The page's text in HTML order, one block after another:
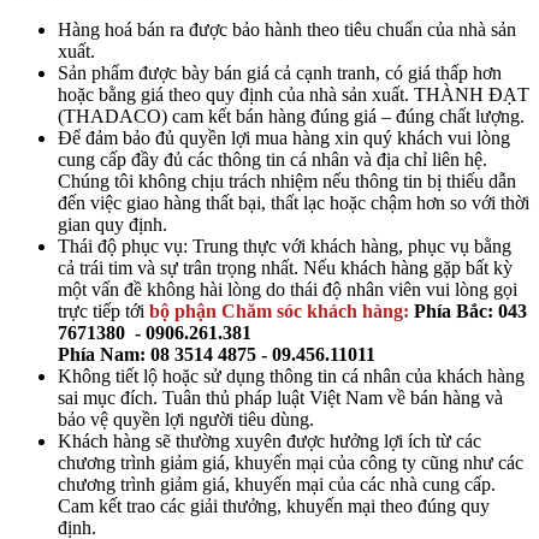
Hàng hoá bán ra được bảo hành theo tiêu chuẩn của nhà sản
xuất.
Sản phẩm được bày bán giá cả cạnh tranh, có giá thấp hơn
hoặc bằng giá theo quy định của nhà sản xuất. THÀNH ĐẠT
(THADACO) cam kết bán hàng đúng giá – đúng chất lượng.
Để đảm bảo đủ quyền lợi mua hàng xin quý khách vui lòng
cung cấp đầy đủ các thông tin cá nhân và địa chỉ liên hệ.
Chúng tôi không chịu trách nhiệm nếu thông tin bị thiếu dẫn
đến việc giao hàng thất bại, thất lạc hoặc chậm hơn so với thời
gian quy định.
Thái độ phục vụ: Trung thực với khách hàng, phục vụ bằng
cả trái tim và sự trân trọng nhất. Nếu khách hàng gặp bất kỳ
một vấn đề không hài lòng do thái độ nhân viên vui lòng gọi
trực tiếp tới bộ phận Chăm sóc khách hàng: Phía Bắc: 043
7671380 - 0906.261.381
Phía Nam: 08 3514 4875 - 09.456.11011
Không tiết lộ hoặc sử dụng thông tin cá nhân của khách hàng
sai mục đích. Tuân thủ pháp luật Việt Nam về bán hàng và
bảo vệ quyền lợi người tiêu dùng.
Khách hàng sẽ thường xuyên được hưởng lợi ích từ các
chương trình giảm giá, khuyến mại của công ty cũng như các
chương trình giảm giá, khuyến mại của các nhà cung cấp.
Cam kết trao các giải thưởng, khuyến mại theo đúng quy
định.